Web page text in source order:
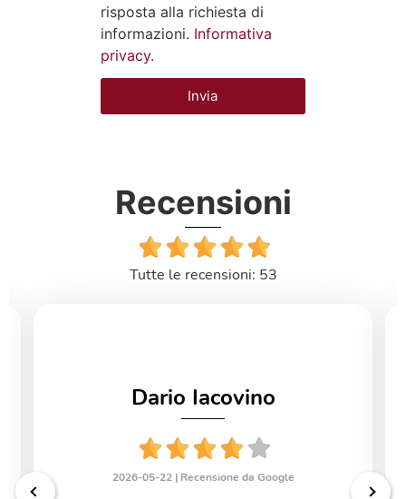
risposta alla richiesta di
informazioni. Informativa
privacy.
Invia
Recensioni
Tutte le recensioni: 53
Dario Iacovino
2026-05-22 | Recensione da Google